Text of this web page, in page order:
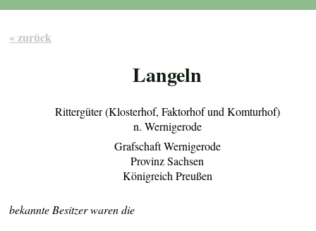
« zurück
Langeln
Rittergüter (Klosterhof, Faktorhof und Komturhof)
n. Wernigerode
Grafschaft Wernigerode
Provinz Sachsen
Königreich Preußen
bekannte Besitzer waren die